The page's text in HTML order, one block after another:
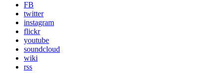
FB
twitter
instagram
flickr
youtube
soundcloud
wiki
rss